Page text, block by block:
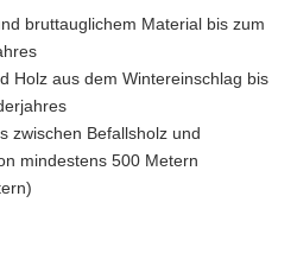
bruttauglichem Material bis zum
Holz aus dem Wintereinschlag bis
zwischen Befallsholz und
mindestens 500 Metern